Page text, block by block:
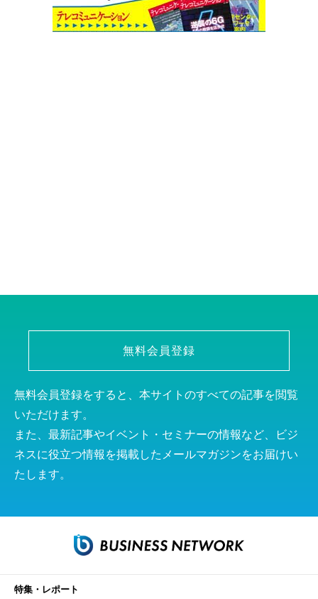
無料会員登録
無料会員登録をすると、本サイトのすべての記事を閲覧
いただけます。
また、最新記事やイベント・セミナーの情報など、ビジ
ネスに役立つ情報を掲載したメールマガジンをお届けい
たします。
特集・レポート